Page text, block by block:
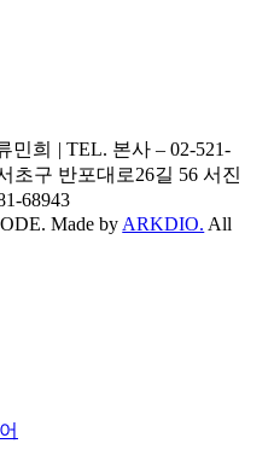
민희 | TEL. 본사 – 02-521-
초구 반포대로26길 56 서진
68943
Made by ARKDIO. All